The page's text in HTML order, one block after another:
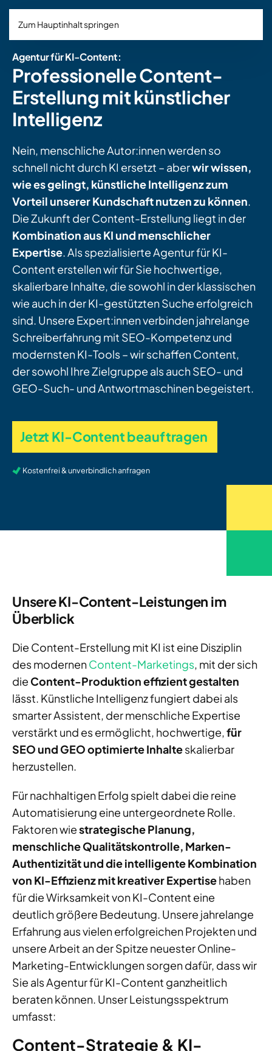
Zum Hauptinhalt springen
Agentur für KI-Content:
Professionelle Content-
Erstellung mit künstlicher
Intelligenz
Nein, menschliche Autor:innen werden so
schnell nicht durch KI ersetzt – aberwir wissen,
wie es gelingt, künstliche Intelligenz zum
Vorteil unserer Kundschaft nutzen zu können.
Die Zukunft der Content-Erstellung liegt in der
Kombination aus KI und menschlicher
Expertise. Als spezialisierte Agentur für KI-
Content erstellen wir für Sie hochwertige,
skalierbare Inhalte, die sowohl in der klassischen
wie auch in der KI-gestützten Suche erfolgreich
sind. Unsere Expert:innen verbinden jahrelange
Schreiberfahrung mit SEO-Kompetenz und
modernsten KI-Tools – wir schaffen Content,
der sowohl Ihre Zielgruppe als auch SEO- und
GEO-Such- und Antwortmaschinen begeistert.
Jetzt KI-Content beauftragen
Kostenfrei & unverbindlich anfragen
Unsere KI-Content-Leistungen im
Überblick
Die Content-Erstellung mit KI ist eine Disziplin
des modernenContent-Marketings, mit der sich
die Content-Produktion effizient gestalten
lässt. Künstliche Intelligenz fungiert dabei als
smarter Assistent, der menschliche Expertise
verstärkt und es ermöglicht, hochwertige,für
SEO und GEO optimierte Inhalteskalierbar
herzustellen.
Für nachhaltigen Erfolg spielt dabei die reine
Automatisierung eine untergeordnete Rolle.
Faktoren wiestrategische Planung,
menschliche Qualitätskontrolle, Marken-
Authentizität und die intelligente Kombination
von KI-Effizienz mit kreativer Expertisehaben
für die Wirksamkeit von KI-Content eine
deutlich größere Bedeutung. Unsere jahrelange
Erfahrung aus vielen erfolgreichen Projekten und
unsere Arbeit an der Spitze neuester Online-
Marketing-Entwicklungen sorgen dafür, dass wir
Sie als Agentur für KI-Content ganzheitlich
beraten können. Unser Leistungsspektrum
umfasst:
Content-Strategie & KI-